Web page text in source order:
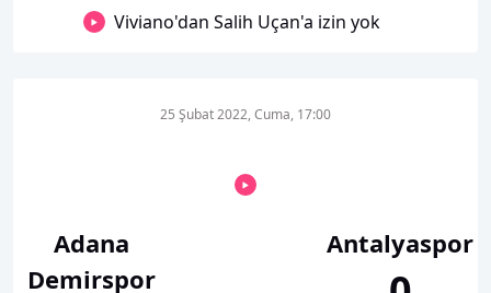
Viviano'dan Salih Uçan'a izin yok
Adana
Demirspor
25 Şubat 2022, Cuma, 17:00
Antalyaspor